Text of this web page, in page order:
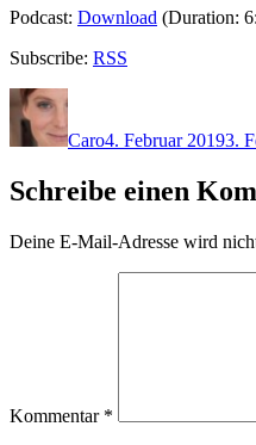
Podcast: Download (Duration:
Subscribe: RSS
Autor
Caro4. Februar 20193.
Schreibe einen
Deine E-Mail-Adresse wird
Kommentar *